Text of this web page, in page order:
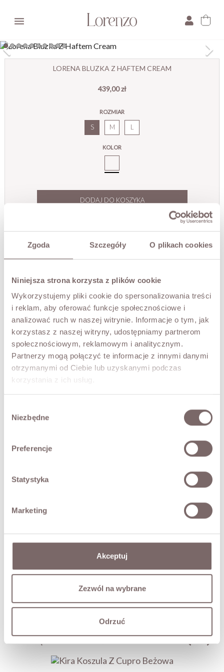
Zgoda Szczegóły O plikach cookies
Niniejsza strona korzysta z plików cookie
Wykorzystujemy pliki cookie do spersonalizowania treści
i reklam, aby oferować funkcje społecznościowe i
analizować ruch w naszej witrynie. Informacje o tym, jak
korzystasz z naszej witryny, udostępniamy partnerom
społecznościowym, reklamowym i analitycznym.
Partnerzy mogą połączyć te informacje z innymi danymi
otrzymanymi od Ciebie lub uzyskanymi podczas
korzystania z ich usług.
zgody
Niezbędne
Preferencje
Statystyka
Marketing
Akceptuj
Zezwól na wybrane
Odrzuć

LORENA BLUZKA Z HAFTEM CREAM
439,00 zł
ROZMIAR
S M L
KOLOR
DODAJ DO KOSZYKA
OPIS
wykonana jest z delikatnej, półtransparentnej tkaniny
zdobionej subtelnym haftem w motywie roślinnym, który
nadaje jej eleganckiego, dopracowanego charakteru.
Model z zabudowanym dekoltem wykończonym delikatną
koronką, z długimi rękawami zakończonymi mankietem.
Luźniejszy fason pięknie układa się na sylwetce i sprawdzi
się zarówno w codziennych stylizacjach z jeansami, jak i w
bardziej eleganckim wydaniu.
• produkt włoski marki TENSIONE IN
Modelka ma 173 cm wzrostu i prezentuje rozmiar S.
RD9135 Spodnie Jeansowe Wide Leg Blue
MOŻE CIĘ ZAINTERESOWAĆ